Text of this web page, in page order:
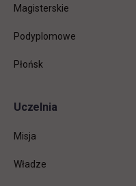
Magisterskie
Podyplomowe
Płońsk
Uczelnia
Misja
Władze